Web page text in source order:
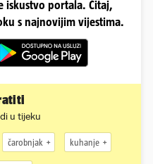
iskustvo portala. Čitaj,
s najnovijim vijestima.
u tijeku
čarobnjak kuhanje